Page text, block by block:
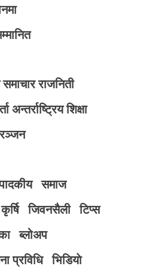
राजनिती
अन्तर्राष्ट्रिय शिक्षा
समाज
कृर्षि जिवनसैली
टिप्स
ब्लोअप
प्रविधि भिडियाे